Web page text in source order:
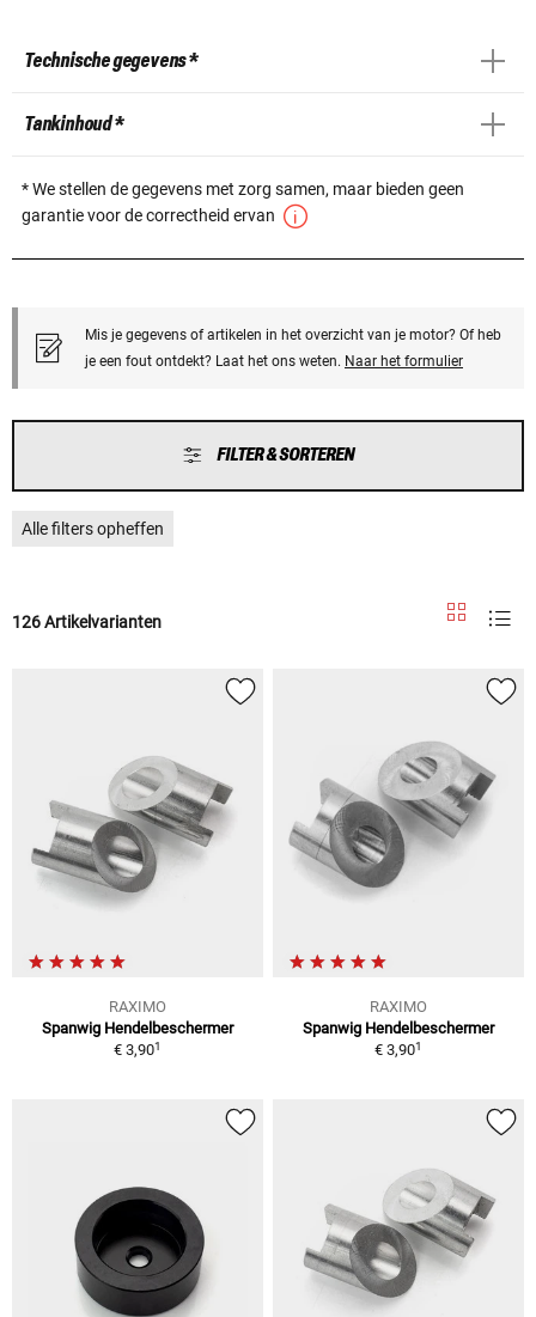
Technische gegevens *
Tankinhoud *
* We stellen de gegevens met zorg samen, maar bieden geen
garantie voor de correctheid ervan
Mis je gegevens of artikelen in het overzicht van je motor? Of heb
je een fout ontdekt? Laat het ons weten. Naar het formulier
FILTER & SORTEREN
Alle filters opheffen
126 Artikelvarianten
RAXIMO
Spanwig Hendelbeschermer
€ 3,901
RAXIMO
Spanwig Hendelbeschermer
€ 3,901